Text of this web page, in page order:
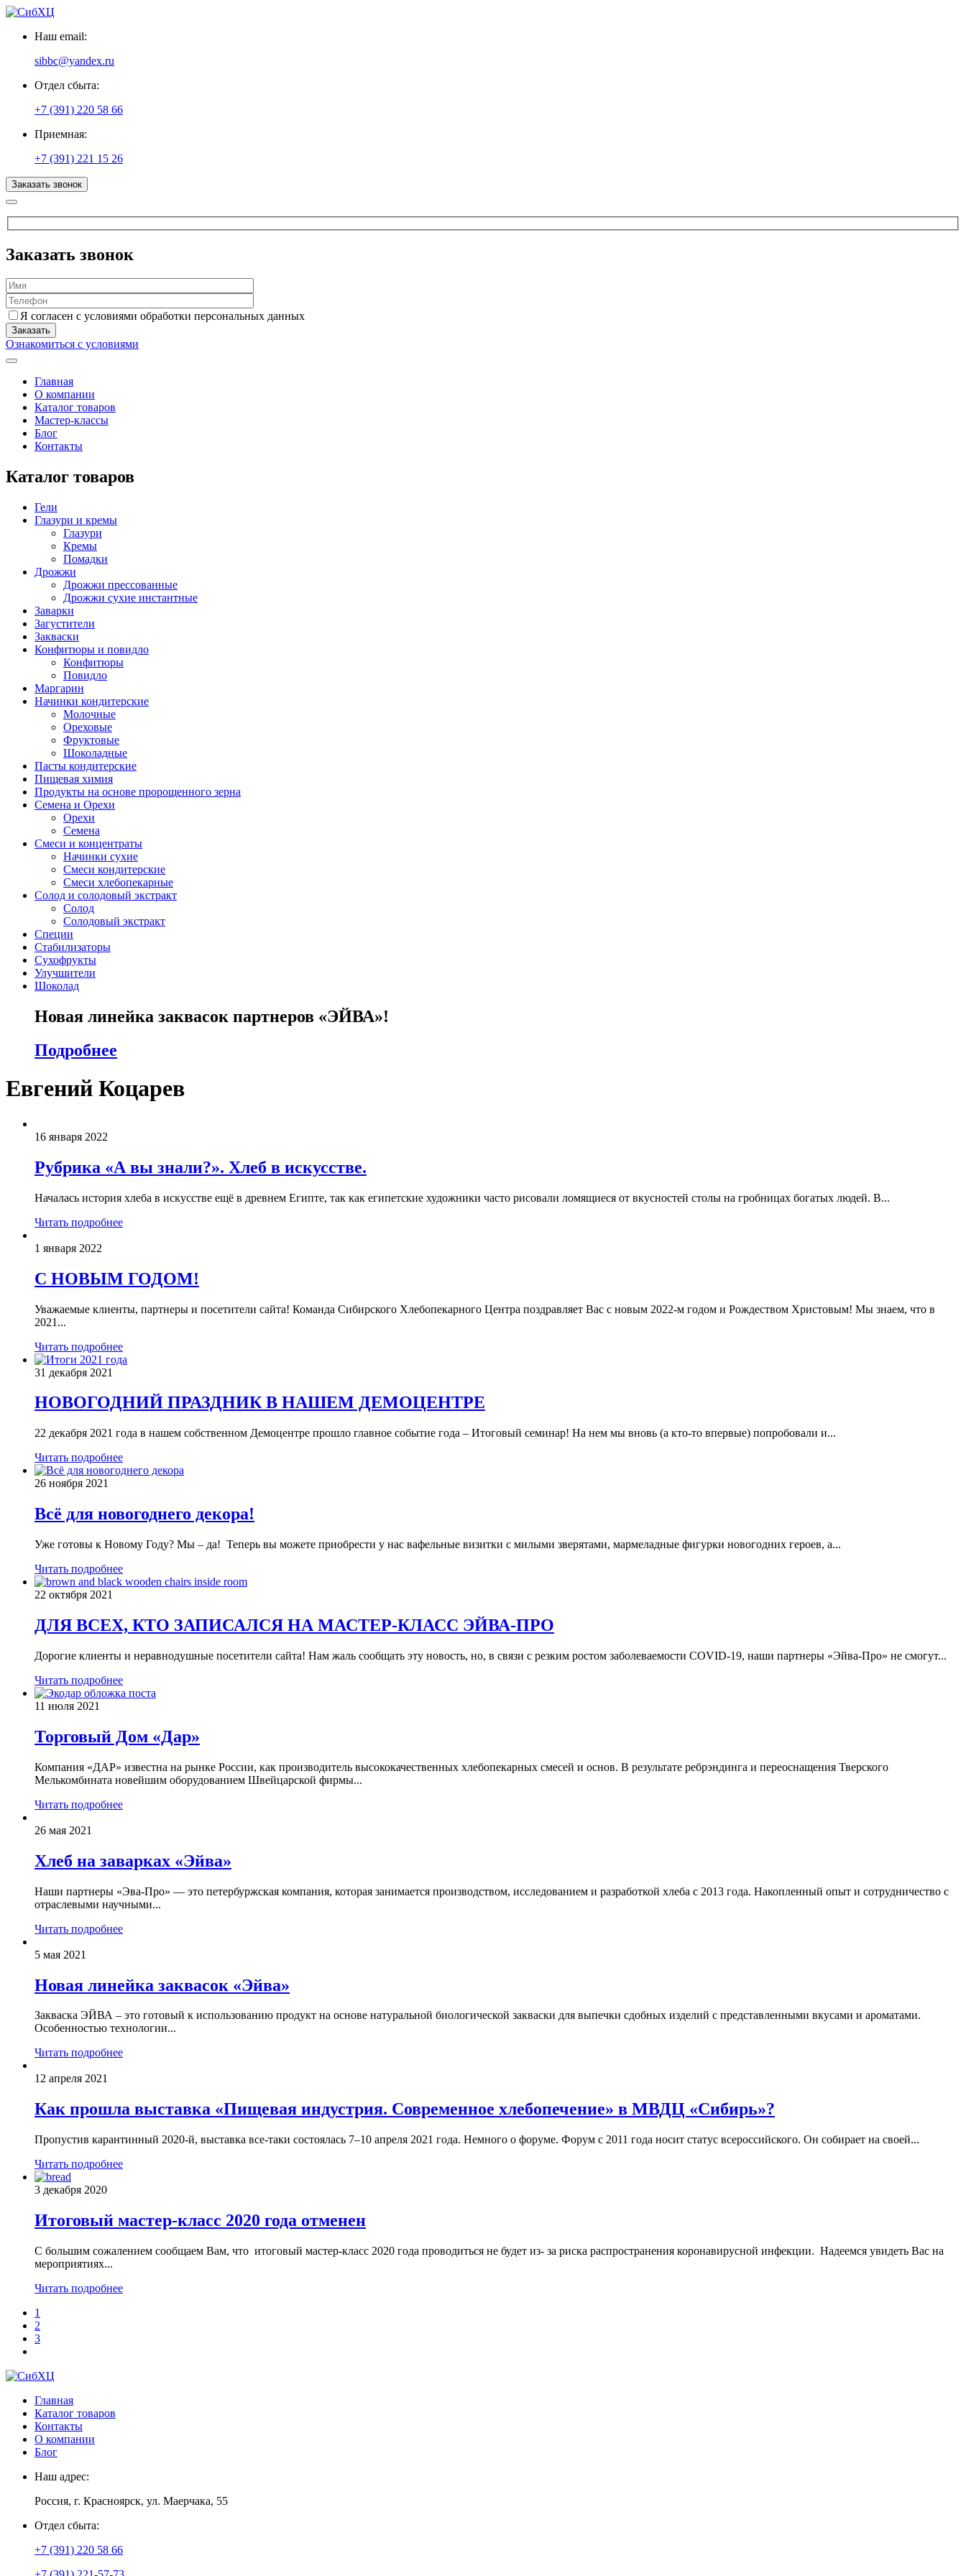
Наш email:
sibbc@yandex.ru
Отдел сбыта:
+7 (391) 220 58 66
Приемная:
+7 (391) 221 15 26
Заказать звонок
Заказать звонок
Я согласен с условиями обработки персональных данных
Ознакомиться с условиями
Главная
О компании
Каталог товаров
Мастер-классы
Блог
Контакты
Каталог товаров
Гели
Глазури и кремы
Глазури
Кремы
Помадки
Дрожжи
Дрожжи прессованные
Дрожжи сухие инстантные
Заварки
Загустители
Закваски
Конфитюры и повидло
Конфитюры
Повидло
Маргарин
Начинки кондитерские
Молочные
Ореховые
Фруктовые
Шоколадные
Пасты кондитерские
Пищевая химия
Продукты на основе пророщенного зерна
Семена и Орехи
Орехи
Семена
Смеси и концентраты
Начинки сухие
Смеси кондитерские
Смеси хлебопекарные
Солод и солодовый экстракт
Солод
Солодовый экстракт
Специи
Стабилизаторы
Сухофрукты
Улучшители
Шоколад
Новая линейка заквасок партнеров «ЭЙВА»!
Подробнее
Евгений Коцарев
16 января 2022
Рубрика «А вы знали?». Хлеб в искусстве.
Началась история хлеба в искусстве ещё в древнем Египте, так как египетские художники часто рисовали ломящиеся от вкусностей столы на гробницах богатых людей. В...
Читать подробнее
1 января 2022
С НОВЫМ ГОДОМ!
Уважаемые клиенты, партнеры и посетители сайта! Команда Сибирского Хлебопекарного Центра поздравляет Вас с новым 2022-м годом и Рождеством Христовым! Мы знаем, что в
2021...
Читать подробнее
31 декабря 2021
НОВОГОДНИЙ ПРАЗДНИК В НАШЕМ ДЕМОЦЕНТРЕ
22 декабря 2021 года в нашем собственном Демоцентре прошло главное событие года – Итоговый семинар! На нем мы вновь (а кто-то впервые) попробовали и...
Читать подробнее
26 ноября 2021
Всё для новогоднего декора!
Уже готовы к Новому Году? Мы – да! Теперь вы можете приобрести у нас вафельные визитки с милыми зверятами, мармеладные фигурки новогодних героев, а...
Читать подробнее
22 октября 2021
ДЛЯ ВСЕХ, КТО ЗАПИСАЛСЯ НА МАСТЕР-КЛАСС ЭЙВА-ПРО
Дорогие клиенты и неравнодушные посетители сайта! Нам жаль сообщать эту новость, но, в связи с резким ростом заболеваемости COVID-19, наши партнеры «Эйва-Про» не смогут...
Читать подробнее
11 июля 2021
Торговый Дом «Дар»
Компания «ДАР» известна на рынке России, как производитель высококачественных хлебопекарных смесей и основ. В результате ребрэндинга и переоснащения Тверского
Мелькомбината новейшим оборудованием Швейцарской фирмы...
Читать подробнее
26 мая 2021
Хлеб на заварках «Эйва»
Наши партнеры «Эва-Про» — это петербуржская компания, которая занимается производством, исследованием и разработкой хлеба с 2013 года. Накопленный опыт и сотрудничество с
отраслевыми научными...
Читать подробнее
5 мая 2021
Новая линейка заквасок «Эйва»
Закваска ЭЙВА – это готовый к использованию продукт на основе натуральной биологической закваски для выпечки сдобных изделий с представленными вкусами и ароматами.
Особенностью технологии...
Читать подробнее
12 апреля 2021
Как прошла выставка «Пищевая индустрия. Современное хлебопечение» в МВДЦ «Сибирь»?
Пропустив карантинный 2020-й, выставка все-таки состоялась 7–10 апреля 2021 года. Немного о форуме. Форум с 2011 года носит статус всероссийского. Он собирает на своей...
Читать подробнее
3 декабря 2020
Итоговый мастер-класс 2020 года отменен
С большим сожалением сообщаем Вам, что итоговый мастер-класс 2020 года проводиться не будет из- за риска распространения коронавирусной инфекции. Надеемся увидеть Вас на
мероприятиях...
Читать подробнее
1
2
3
Главная
Каталог товаров
Контакты
О компании
Блог
Наш адрес:
Россия, г. Красноярск, ул. Маерчака, 55
Отдел сбыта:
+7 (391) 220 58 66